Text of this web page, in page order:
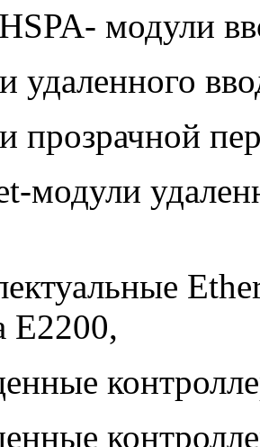
- модули
удаленного
прозрачной
-модули
Е2200,